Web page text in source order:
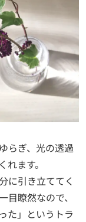
らぎ、光の透過
ます。
に引き立ててく
瞭然なので、
た」というトラ